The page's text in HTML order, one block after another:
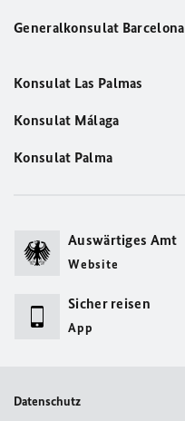
Generalkonsulat Barcelona
Konsulat Las Palmas
Konsulat Málaga
Konsulat Palma
Auswärtiges Amt
Website
Sicher reisen
App
Datenschutz